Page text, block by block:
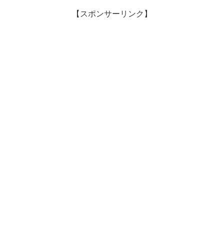
【スポンサーリンク】